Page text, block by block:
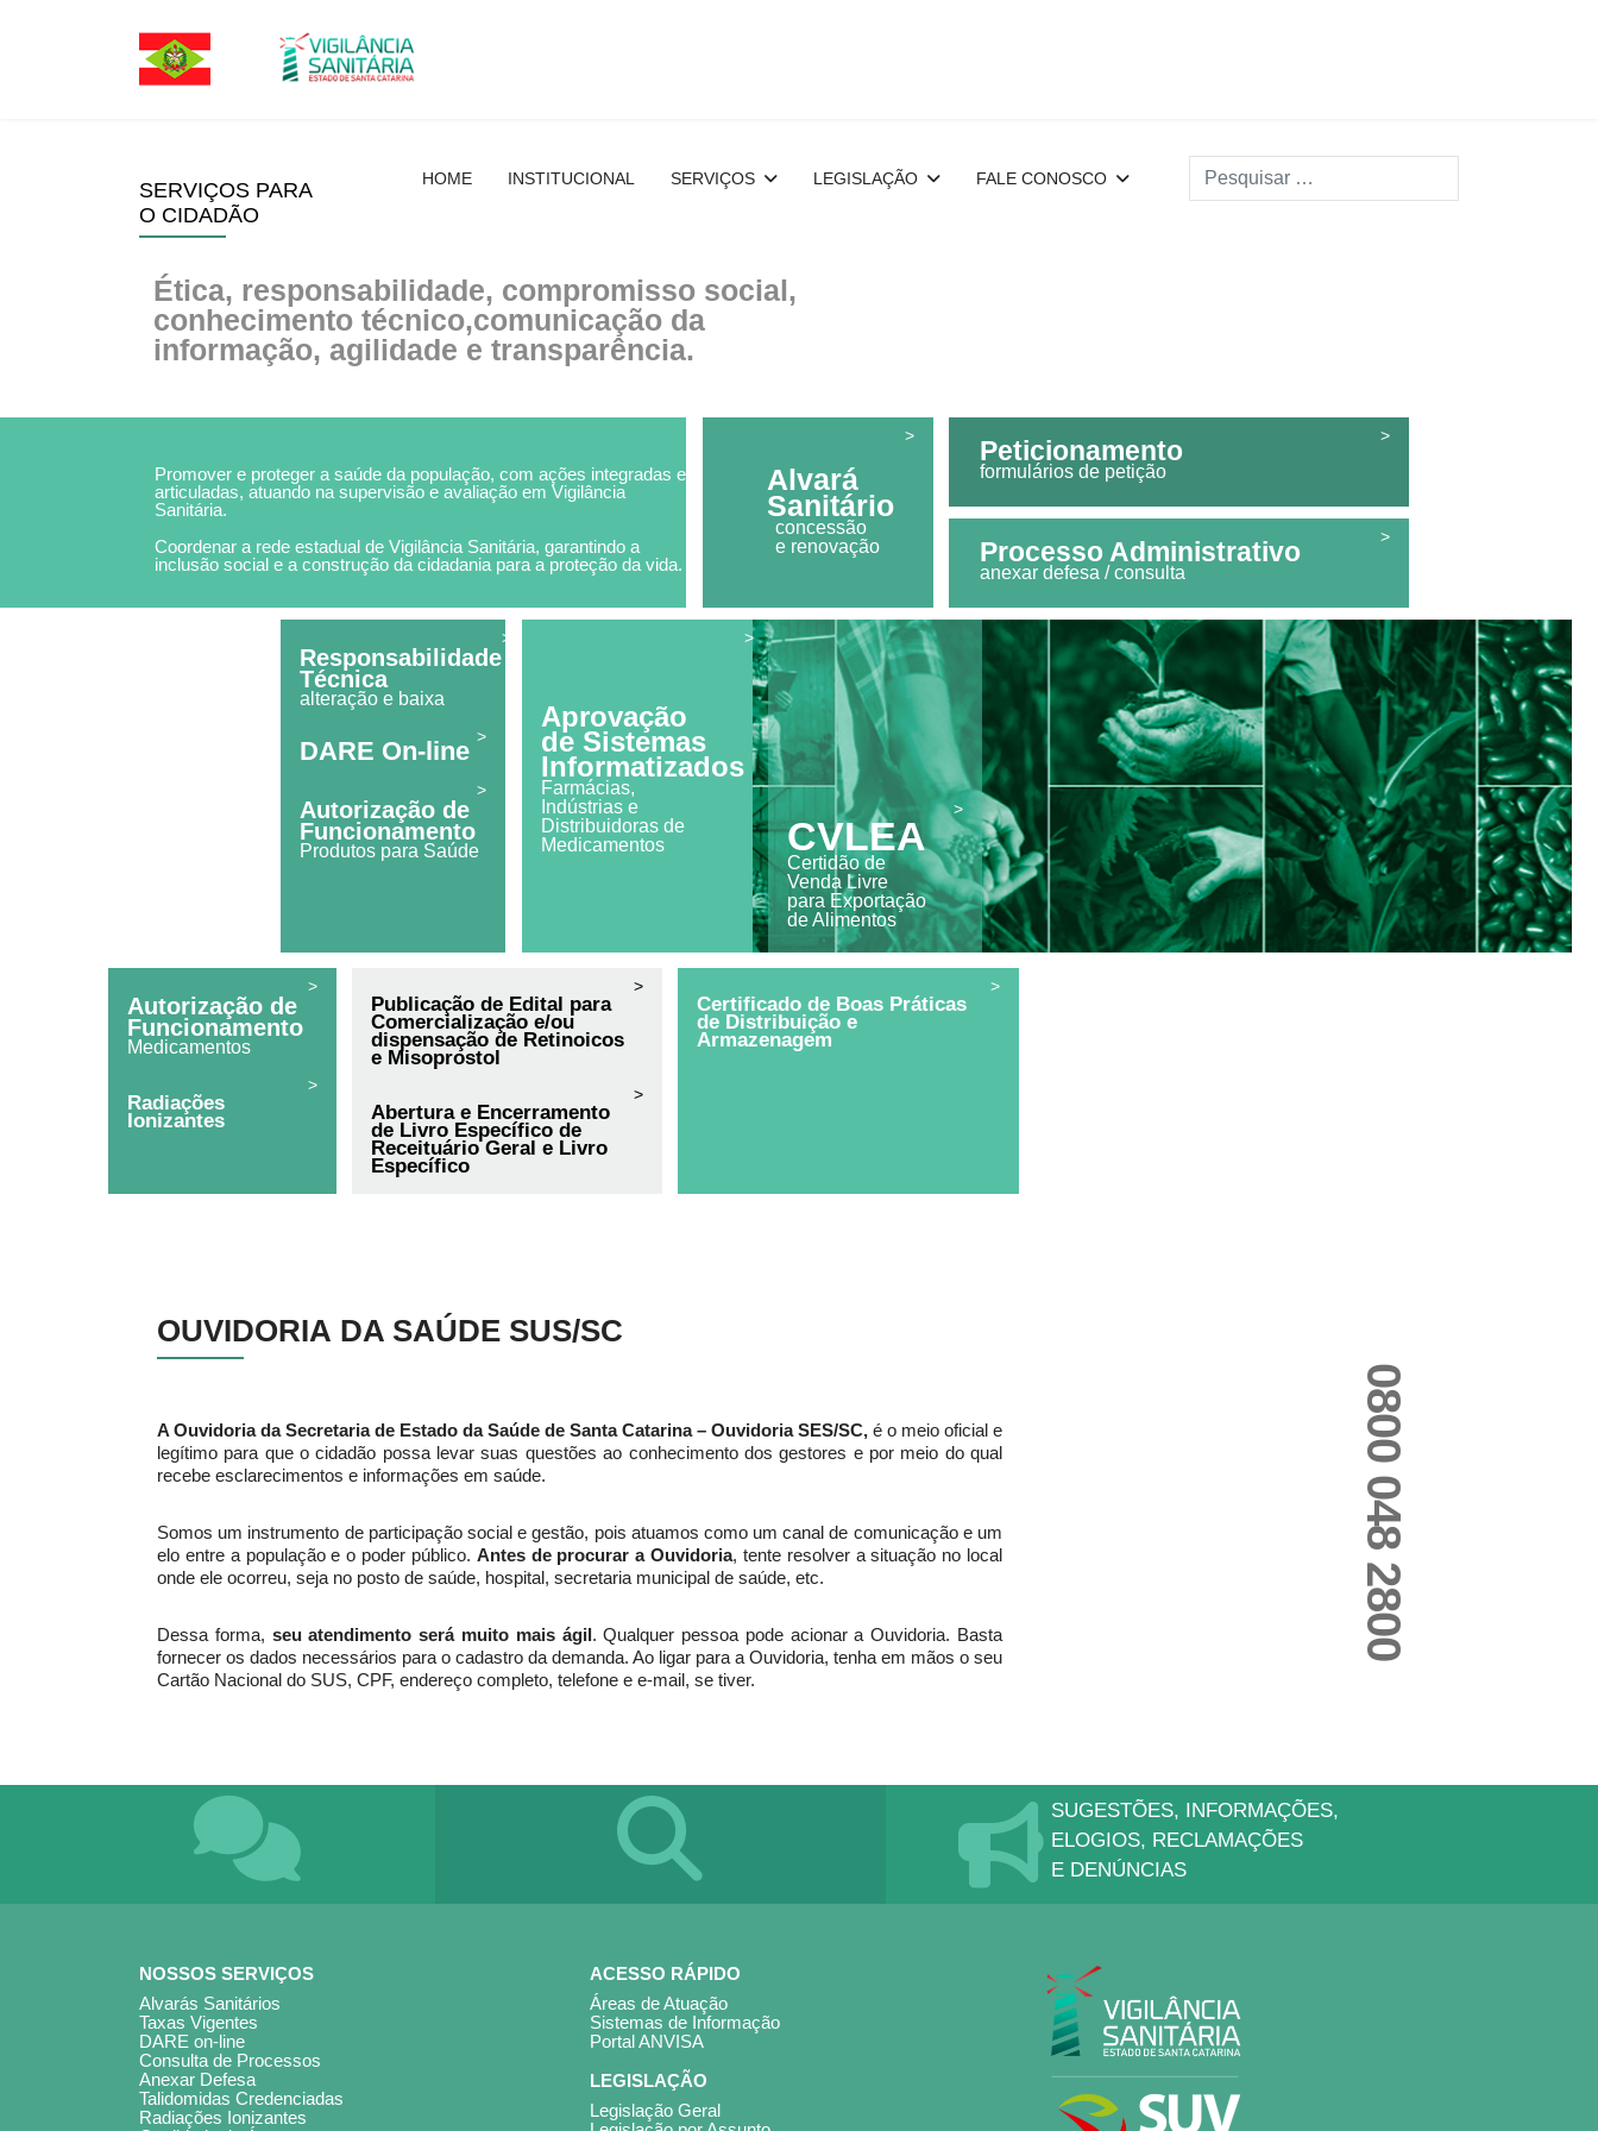
HOME INSTITUCIONAL SERVIÇOS LEGISLAÇÃO FALE CONOSCO
Search
SERVIÇOS PARA
O CIDADÃO
Ética, responsabilidade, compromisso social,
conhecimento técnico,comunicação da
informação, agilidade e transparência.
Promover e proteger a saúde da população, com ações integradas e
articuladas, atuando na supervisão e avaliação em Vigilância
Sanitária.
Coordenar a rede estadual de Vigilância Sanitária, garantindo a
inclusão social e a construção da cidadania para a proteção da vida.
Alvará
Sanitário
>
concessão
e renovação
Peticionamento >
formulários de petição
Processo Administrativo >
anexar defesa / consulta
Responsabilidade
Técnica
>
alteração e baixa
DARE On-line >
Autorização de
Funcionamento
>
Produtos para Saúde
Aprovação
de Sistemas
Informatizados
>
Farmácias,
Indústrias e
Distribuidoras de
Medicamentos
CVLEA
>
Certidão de
Venda Livre
para Exportação
de Alimentos
Autorização de
Funcionamento
>
Medicamentos
Radiações
Ionizantes
>
Publicação de Edital para
Comercialização e/ou
dispensação de Retinoicos
e Misoprostol
>
Abertura e Encerramento
de Livro Específico de
Receituário Geral e Livro
Específico
>
Certificado de Boas Práticas
de Distribuição e
Armazenagem
>
OUVIDORIA DA SAÚDE SUS/SC
A Ouvidoria da Secretaria de Estado da Saúde de Santa Catarina – Ouvidoria SES/SC, é o meio oficial e
legítimo para que o cidadão possa levar suas questões ao conhecimento dos gestores e por meio do qual
recebe esclarecimentos e informações em saúde.
Somos um instrumento de participação social e gestão, pois atuamos como um canal de comunicação e um
elo entre a população e o poder público. Antes de procurar a Ouvidoria, tente resolver a situação no local
onde ele ocorreu, seja no posto de saúde, hospital, secretaria municipal de saúde, etc.
Dessa forma, seu atendimento será muito mais ágil. Qualquer pessoa pode acionar a Ouvidoria. Basta
fornecer os dados necessários para o cadastro da demanda. Ao ligar para a Ouvidoria, tenha em mãos o seu
Cartão Nacional do SUS, CPF, endereço completo, telefone e e-mail, se tiver.
0800 048 2800
CLIQUE AQUI
NÚMERO E SENHA.
SUGESTÕES, INFORMAÇÕES,
ELOGIOS, RECLAMAÇÕES
E DENÚNCIAS
NOSSOS SERVIÇOS
Alvarás Sanitários
Taxas Vigentes
DARE on-line
Consulta de Processos
Anexar Defesa
Talidomidas Credenciadas
Radiações Ionizantes
ACESSO RÁPIDO
Áreas de Atuação
Sistemas de Informação
Portal ANVISA
LEGISLAÇÃO
Legislação Geral